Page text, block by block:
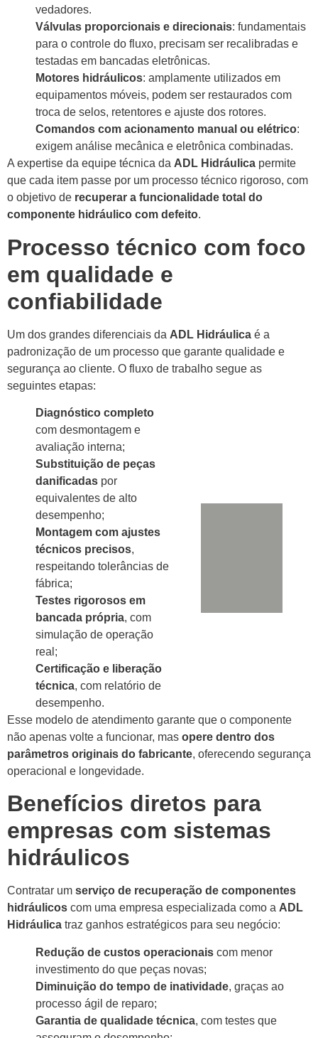
vedadores.
Válvulas proporcionais e direcionais: fundamentais
para o controle do fluxo, precisam ser recalibradas e
testadas em bancadas eletrônicas.
Motores hidráulicos: amplamente utilizados em
equipamentos móveis, podem ser restaurados com
troca de selos, retentores e ajuste dos rotores.
Comandos com acionamento manual ou elétrico:
exigem análise mecânica e eletrônica combinadas.
A expertise da equipe técnica da ADL Hidráulica permite
que cada item passe por um processo técnico rigoroso, com
o objetivo de recuperar a funcionalidade total do
componente hidráulico com defeito.
Processo técnico com foco
em qualidade e
confiabilidade
Um dos grandes diferenciais da ADL Hidráulica é a
padronização de um processo que garante qualidade e
segurança ao cliente. O fluxo de trabalho segue as
seguintes etapas:
Diagnóstico completo
com desmontagem e
avaliação interna;
Substituição de peças
danificadas por
equivalentes de alto
desempenho;
Montagem com ajustes
técnicos precisos,
respeitando tolerâncias de
fábrica;
Testes rigorosos em
bancada própria, com
simulação de operação
real;
Certificação e liberação
técnica, com relatório de
desempenho.
Esse modelo de atendimento garante que o componente
não apenas volte a funcionar, mas opere dentro dos
parâmetros originais do fabricante, oferecendo segurança
operacional e longevidade.
Benefícios diretos para
empresas com sistemas
hidráulicos
Contratar um serviço de recuperação de componentes
hidráulicos com uma empresa especializada como a ADL
Hidráulica traz ganhos estratégicos para seu negócio:
Redução de custos operacionais com menor
investimento do que peças novas;
Diminuição do tempo de inatividade, graças ao
processo ágil de reparo;
Garantia de qualidade técnica, com testes que